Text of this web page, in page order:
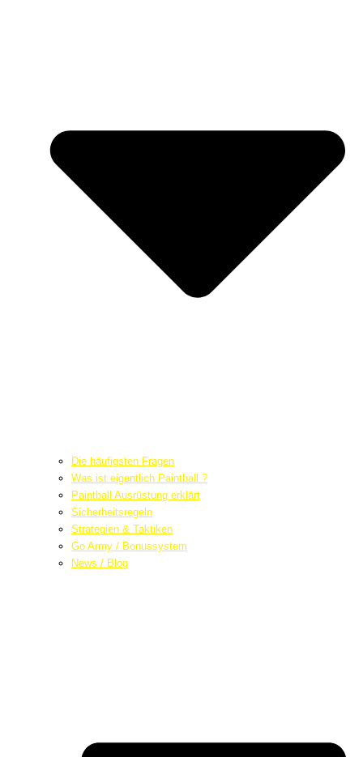
Die häufigsten Fragen
Was ist eigentlich Paintball ?
Paintball Ausrüstung erklärt
Sicherheitsregeln
Strategien & Taktiken
Go Army / Bonussystem
News / Blog